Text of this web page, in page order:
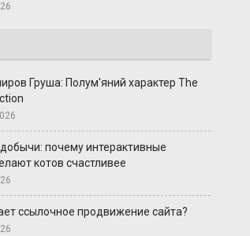
Груша: Полум'яний характер The
почему интерактивные
котов счастливее
ссылочное продвижение сайта?